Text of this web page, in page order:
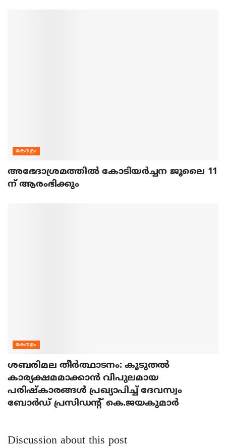
കേരളം
അഭേദാശ്രമത്തില്‍ കോടിയര്‍ച്ചന ജൂലൈ 11
ന് ആരംഭിക്കും
കേരളം
ശബരിമല തീര്‍ത്ഥാടനം: കൂടുതല്‍
കാര്യക്ഷമമാക്കാന്‍ വിപുലമായ
പരിഷ്‌കാരങ്ങള്‍ പ്രഖ്യാപിച്ച് ദേവസ്വം
ബോര്‍ഡ് പ്രസിഡന്റ് കെ.ജയകുമാര്‍
Discussion about this post